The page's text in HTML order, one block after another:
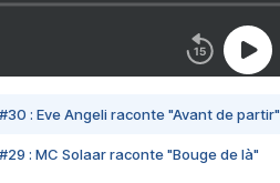
#30 : Eve Angeli raconte "Avant de partir"
#29 : MC Solaar raconte "Bouge de là"